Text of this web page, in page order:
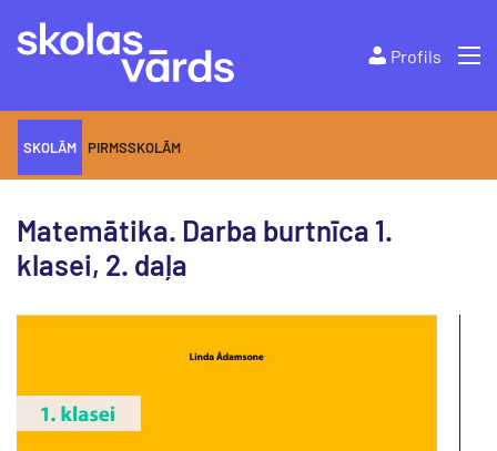
Profils
SKOLĀM PIRMSSKOLĀM
Matemātika. Darba burtnīca 1.
klasei, 2. daļa